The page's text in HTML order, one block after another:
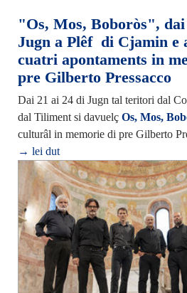
"Os, Mos, Boboròs", dai
Jugn a Plêf di Cjamin e
cuatri apontaments in
pre Gilberto Pressacco
Dai 21 ai 24 di Jugn tal teritori dal
dal Tiliment si davuelç Os, Mos,
culturâl in memorie di pre Gilberto
→ lei dut